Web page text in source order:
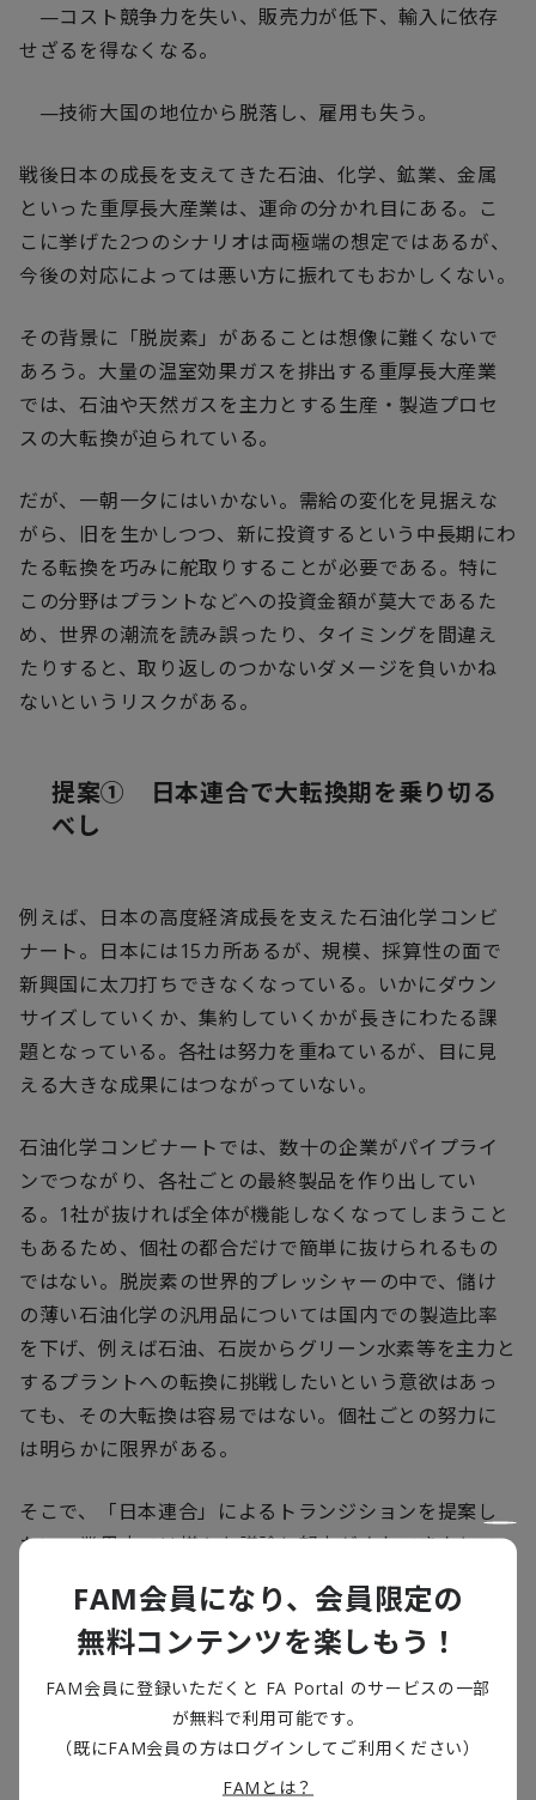
—コスト競争力を失い、販売力が低下、輸入に依存
せざるを得なくなる。
—技術大国の地位から脱落し、雇用も失う。
戦後日本の成長を支えてきた石油、化学、鉱業、金属
といった重厚長大産業は、運命の分かれ目にある。こ
こに挙げた2つのシナリオは両極端の想定ではあるが、
今後の対応によっては悪い方に振れてもおかしくない。
その背景に「脱炭素」があることは想像に難くないで
あろう。大量の温室効果ガスを排出する重厚長大産業
では、石油や天然ガスを主力とする生産・製造プロセ
スの大転換が迫られている。
だが、一朝一夕にはいかない。需給の変化を見据えな
がら、旧を生かしつつ、新に投資するという中長期にわ
たる転換を巧みに舵取りすることが必要である。特に
この分野はプラントなどへの投資金額が莫大であるた
め、世界の潮流を読み誤ったり、タイミングを間違え
たりすると、取り返しのつかないダメージを負いかね
ないというリスクがある。
提案① 日本連合で大転換期を乗り切る
べし
例えば、日本の高度経済成長を支えた石油化学コンビ
ナート。日本には15カ所あるが、規模、採算性の面で
新興国に太刀打ちできなくなっている。いかにダウン
サイズしていくか、集約していくかが長きにわたる課
題となっている。各社は努力を重ねているが、目に見
える大きな成果にはつながっていない。
石油化学コンビナートでは、数十の企業がパイプライ
ンでつながり、各社ごとの最終製品を作り出してい
る。 1社が抜ければ全体が機能しなくなってしまうこと
もあるため、個社の都合だけで簡単に抜けられるもの
ではない。脱炭素の世界的プレッシャーの中で、儲け
の薄い石油化学の汎用品については国内での製造比率
を下げ、例えば石油、石炭からグリーン水素等を主力と
するプラントへの転換に挑戦したいという意欲はあっ
ても、その大転換は容易ではない。個社ごとの努力に
は明らかに限界がある。
そこで、「日本連合」によるトランジションを提案し
たい。業界内では様々な議論と努力がされてきたとこ
ろだが、それを承知であえて進言する。将来性の薄
GHG（温室効果ガス）を多く排出する事業につい
ては、業界各社がジョイントベンチャーを結成して共
同運営型に移行し、需要の推移を見ながら徐々にフェ
ードアウトさせていく。製造現場技術の伝承を図り、
移行期においても事故を起こさないよう、最後まで供
給者責任を果たしていく。縮小・撤退の痛みを共同運
FAM会員になり、会員限定の
無料コンテンツを楽しもう！
FAM会員に登録いただくと FA Portal のサービスの一部
が無料で利用可能です。
（既にFAM会員の方はログインしてご利用ください）
FAMとは？